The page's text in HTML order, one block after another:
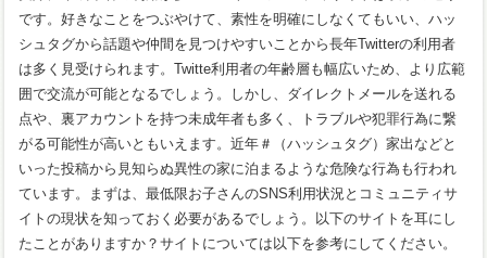
です。好きなことをつぶやけて、素性を明確にしなくてもいい、ハッ
シュタグから話題や仲間を見つけやすいことから長年Twitterの利用者
は多く見受けられます。Twitte利用者の年齢層も幅広いため、より広範
囲で交流が可能となるでしょう。しかし、ダイレクトメールを送れる
点や、裏アカウントを持つ未成年者も多く、トラブルや犯罪行為に繋
がる可能性が高いともいえます。近年＃（ハッシュタグ）家出などと
いった投稿から見知らぬ異性の家に泊まるような危険な行為も行われ
ています。まずは、最低限お子さんのSNS利用状況とコミュニティサ
イトの現状を知っておく必要があるでしょう。以下のサイトを耳にし
たことがありますか？サイトについては以下を参考にしてください。